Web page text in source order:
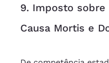
9. Imposto sobre
Causa Mortis e